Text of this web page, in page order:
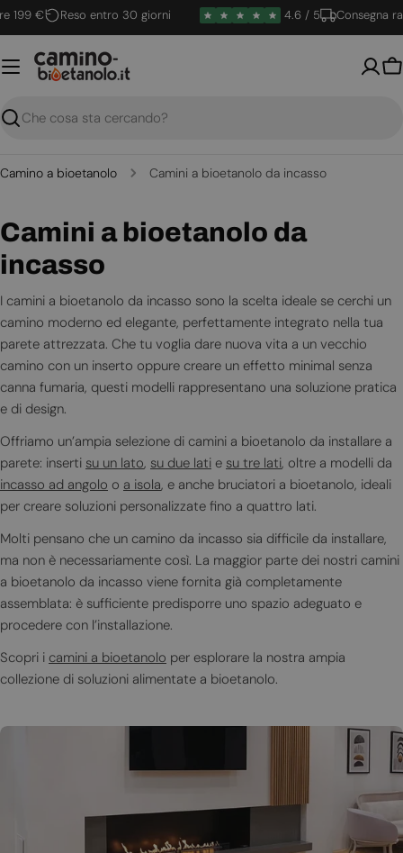
Vai
al
contenuto
€ Reso entro 30 giorni 4.6 / 5 Consegna
Ricerca
Camino a bioetanolo Camini a bioetanolo da incasso
C
o
l
l
e
z
o
n
e
:
Camini a bioetanolo da
incasso
I camini a bioetanolo da incasso sono la scelta ideale se cerchi un
camino moderno ed elegante, perfettamente integrato nella tua
parete attrezzata. Che tu voglia dare nuova vita a un vecchio
camino con un inserto oppure creare un effetto minimal senza
canna fumaria, questi modelli rappresentano una soluzione pratica
e di design.
Offriamo un’ampia selezione di camini a bioetanolo da installare a
parete: inserti su un lato, su due lati e su tre lati, oltre a modelli da
incasso ad angolo o a isola, e anche bruciatori a bioetanolo, ideali
per creare soluzioni personalizzate fino a quattro lati.
Molti pensano che un camino da incasso sia difficile da installare,
ma non è necessariamente così. La maggior parte dei nostri camini
a bioetanolo da incasso viene fornita già completamente
assemblata: è sufficiente predisporre uno spazio adeguato e
procedere con l’installazione.
Scopri i camini a bioetanolo per esplorare la nostra ampia
collezione di soluzioni alimentate a bioetanolo.